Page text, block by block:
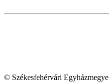
© Székesfehérvári Egyházmegye